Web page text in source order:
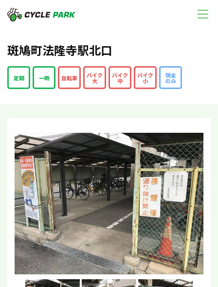
斑鳩町法隆寺駅北口
定期 一時 自転車 バイク
大
バイク
中
バイク
小
現金
のみ